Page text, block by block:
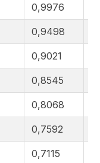
0,9976
0,9498
0,9021
0,8545
0,8068
0,7592
0,7115